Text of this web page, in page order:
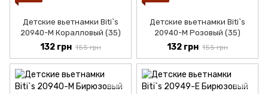
Детские вьетнамки Biti`s
20940-М Коралловый (35)
132 грн 155 грн
Детские вьетнамки Biti`s
20940-М Розовый (35)
132 грн 155 грн